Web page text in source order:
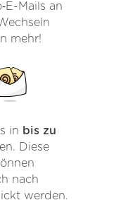
Mails an
mehr!
in bis zu
Diese
nach
werden.